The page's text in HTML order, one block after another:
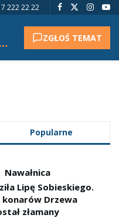
222 22 22
Nie udało się pobrać tytułu. ZGŁOŚ TEMAT
Popularne
Nawałnica
Lipę Sobieskiego.
konarów Drzewa
złamany